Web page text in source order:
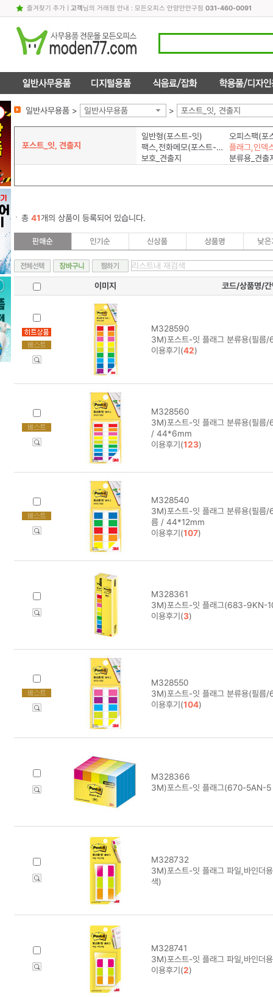
즐겨찾기 추가| 고객님의 거래점 안내 : 모든오피스 안양만안구점 031-460-0091
일반사무용품 > 일반사무용품 > 포스트_잇, 견출지
포스트_잇, 견출지
일반형(포스트-잇)
오피스팩(포
팩스,전화메모(포스트-잇)
보호_견출지
분류용_견출
총 41개의 상품이 등록되어 있습니다.
이미지 코드/상품명/간
M328590
3M)포스트-잇 플래그 분류용(필
이용후기(42)
M328560
3M)포스트-잇 플래그 분류용(필
/ 44*6mm
이용후기(123)
M328540
3M)포스트-잇 플래그 분류용(필
름 / 44*12mm
이용후기(107)
M328361
3M)포스트-잇 플래그(683-9KN-
이용후기(3)
M328550
3M)포스트-잇 플래그 분류용(필
이용후기(104)
M328366
3M)포스트-잇 플래그(670-5AN-5
M328732
3M)포스트-잇 플래그 파일,바인더
색)
M328741
3M)포스트-잇 플래그 파일,바인더
이용후기(2)